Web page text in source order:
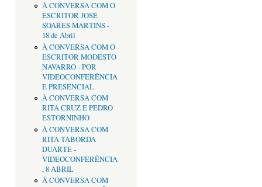
À CONVERSA COM O
ESCRITOR JOSÉ
SOARES MARTINS -
18 de Abril
À CONVERSA COM O
ESCRITOR MODESTO
NAVARRO - POR
VIDEOCONFERÊNCIA
E PRESENCIAL
À CONVERSA COM
RITA CRUZ E PEDRO
ESTORNINHO
À CONVERSA COM
RITA TABORDA
DUARTE -
VIDEOCONFERÊNCIA
, 8 ABRIL
À CONVERSA COM